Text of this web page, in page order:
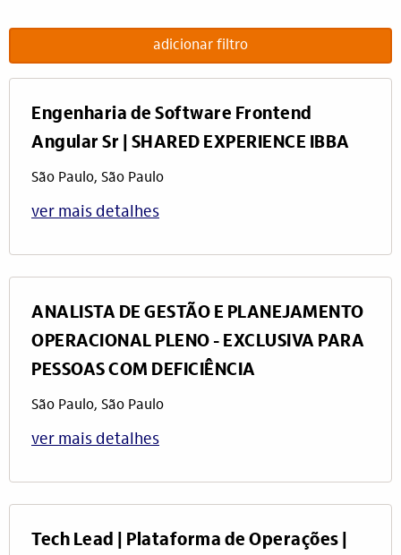
adicionar filtro
Engenharia de Software Frontend
Angular Sr | SHARED EXPERIENCE IBBA
São Paulo, São Paulo
ver mais detalhes
ANALISTA DE GESTÃO E PLANEJAMENTO
OPERACIONAL PLENO - EXCLUSIVA PARA
PESSOAS COM DEFICIÊNCIA
São Paulo, São Paulo
ver mais detalhes
Tech Lead | Plataforma de Operações |